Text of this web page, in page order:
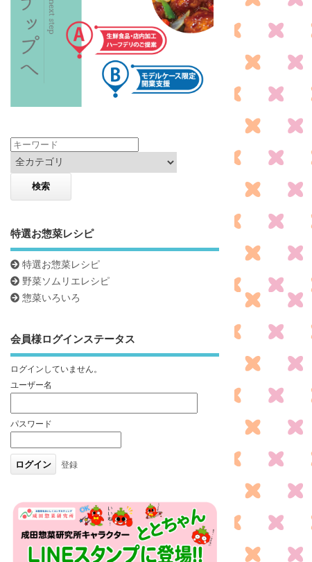
特選お惣菜レシピ
特選お惣菜レシピ
野菜ソムリエレシピ
惣菜いろいろ
会員様ログインステータス
ログインしていません。
ユーザー名
パスワード
登録